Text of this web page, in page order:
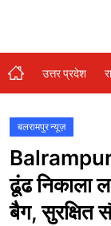
विशेष स्टोरी
अजब गजब
नई दिल्ली
कृषि
टेक्नोलॉजी / बिजनेस
उत्तर प्रदेश
बलरामपुर न्यूज़
Balrampur
ढूंढ निकाला
बैग, सुरक्षित